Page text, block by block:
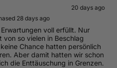
20 days ago
28 days ago
voll erfüllt. Nur
so vielen in Beschlag
Chance hatten persönlich
Aber damit hatten wir schon
die Enttäuschung in Grenzen.